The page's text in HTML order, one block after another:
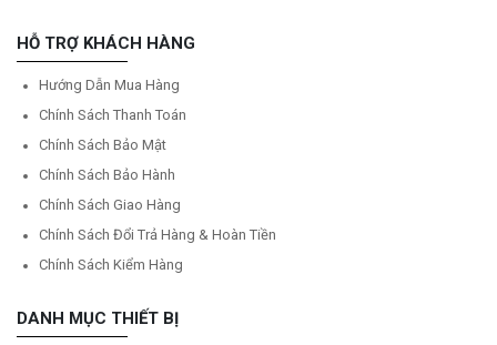
HỖ TRỢ KHÁCH HÀNG
Hướng Dẫn Mua Hàng
Chính Sách Thanh Toán
Chính Sách Bảo Mật
Chính Sách Bảo Hành
Chính Sách Giao Hàng
Chính Sách Đổi Trả Hàng & Hoàn Tiền
Chính Sách Kiểm Hàng
DANH MỤC THIẾT BỊ